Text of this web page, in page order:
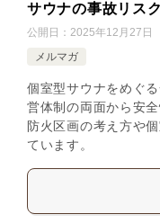
サウナの事故リス
公開日： 2025年12月27日
メルマガ
個室型サウナをめぐ
営体制の両面から安
防火区画の考え方や
ています。